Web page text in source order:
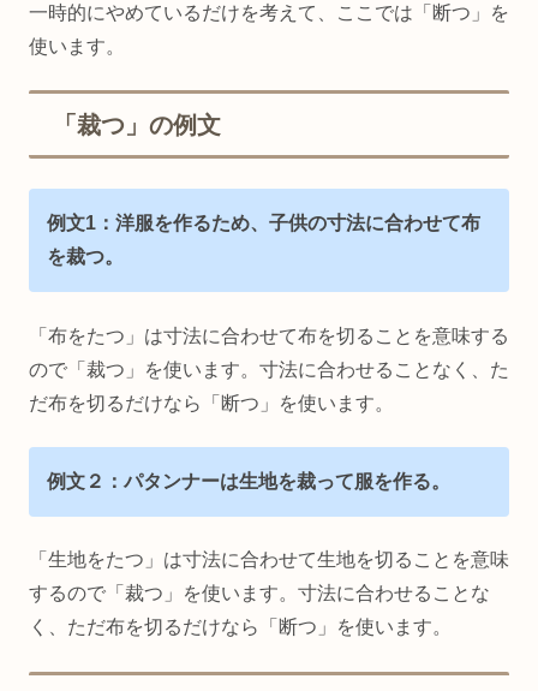
一時的にやめているだけを考えて、ここでは「断つ」を
使います。
「裁つ」の例文
例文1：洋服を作るため、子供の寸法に合わせて布
を裁つ。
「布をたつ」は寸法に合わせて布を切ることを意味する
ので「裁つ」を使います。寸法に合わせることなく、た
だ布を切るだけなら「断つ」を使います。
例文２：パタンナーは生地を裁って服を作る。
「生地をたつ」は寸法に合わせて生地を切ることを意味
するので「裁つ」を使います。寸法に合わせることな
く、ただ布を切るだけなら「断つ」を使います。